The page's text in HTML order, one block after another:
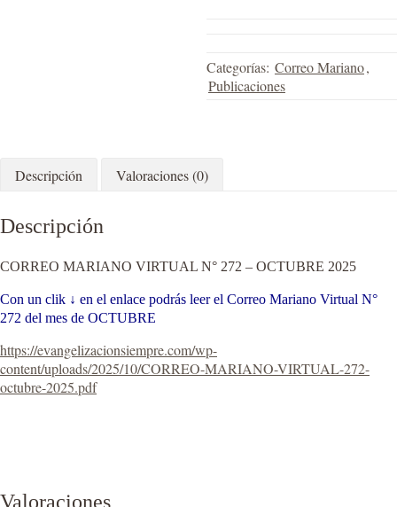
Categorías: Correo Mariano,
Publicaciones
Descripción Valoraciones (0)
Descripción
CORREO MARIANO VIRTUAL N° 272 – OCTUBRE 2025
Con un clik ↓ en el enlace podrás leer el Correo Mariano Virtual N°
272 del mes de OCTUBRE
https://evangelizacionsiempre.com/wp-
content/uploads/2025/10/CORREO-MARIANO-VIRTUAL-272-
octubre-2025.pdf
Valoraciones